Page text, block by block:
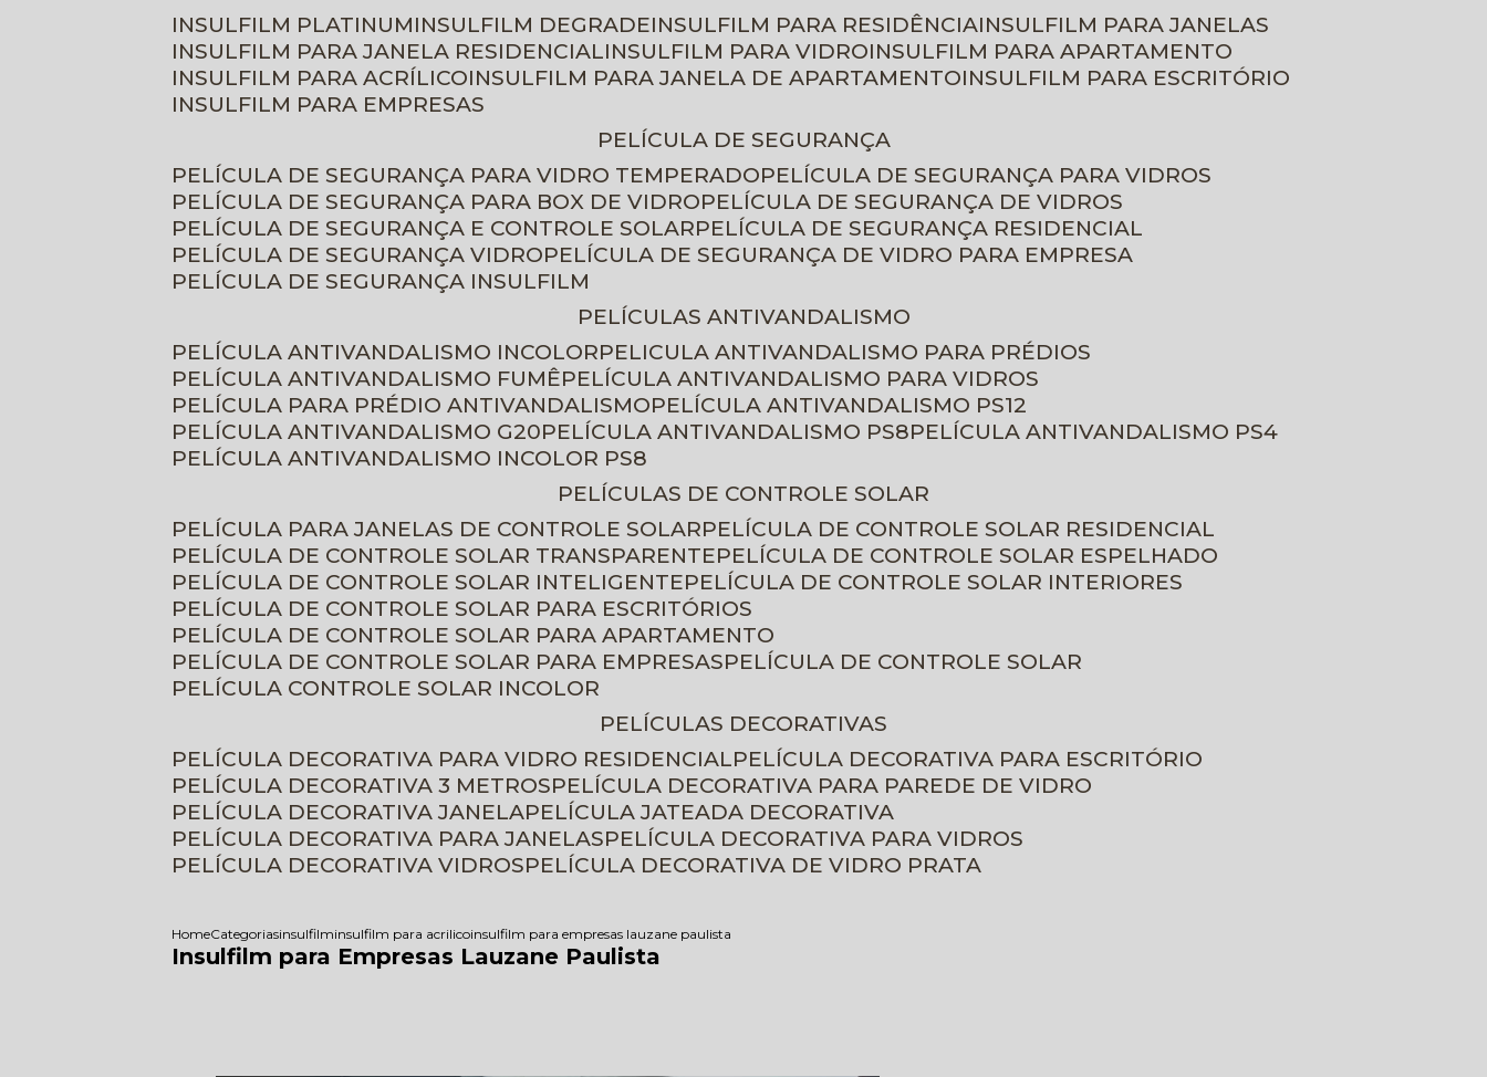
INSULFILM PLATINUM INSULFILM DEGRADE INSULFILM PARA RESIDÊNCIA INSULFILM PARA JANELAS
INSULFILM PARA JANELA RESIDENCIAL INSULFILM PARA VIDRO INSULFILM PARA APARTAMENTO
INSULFILM PARA ACRÍLICO INSULFILM PARA JANELA DE APARTAMENTO INSULFILM PARA ESCRITÓRIO
INSULFILM PARA EMPRESAS
PELÍCULA DE SEGURANÇA
PELÍCULA DE SEGURANÇA PARA VIDRO TEMPERADO
PELÍCULA DE SEGURANÇA PARA VIDROS
PELÍCULA DE SEGURANÇA PARA BOX DE VIDRO
PELÍCULA DE SEGURANÇA DE VIDROS
PELÍCULA DE SEGURANÇA E CONTROLE SOLAR
PELÍCULA DE SEGURANÇA RESIDENCIAL
PELÍCULA DE SEGURANÇA VIDRO
PELÍCULA DE SEGURANÇA DE VIDRO PARA EMPRESA
PELÍCULA DE SEGURANÇA INSULFILM
PELÍCULAS ANTIVANDALISMO
PELÍCULA ANTIVANDALISMO INCOLOR
PELICULA ANTIVANDALISMO PARA PRÉDIOS
PELÍCULA ANTIVANDALISMO FUMÊ
PELÍCULA ANTIVANDALISMO PARA VIDROS
PELÍCULA PARA PRÉDIO ANTIVANDALISMO
PELÍCULA ANTIVANDALISMO PS12
PELÍCULA ANTIVANDALISMO G20
PELÍCULA ANTIVANDALISMO PS8
PELÍCULA ANTIVANDALISMO PS4
PELÍCULA ANTIVANDALISMO INCOLOR PS8
PELÍCULAS DE CONTROLE SOLAR
PELÍCULA PARA JANELAS DE CONTROLE SOLAR
PELÍCULA DE CONTROLE SOLAR RESIDENCIAL
PELÍCULA DE CONTROLE SOLAR TRANSPARENTE
PELÍCULA DE CONTROLE SOLAR ESPELHADO
PELÍCULA DE CONTROLE SOLAR INTELIGENTE
PELÍCULA DE CONTROLE SOLAR INTERIORES
PELÍCULA DE CONTROLE SOLAR PARA ESCRITÓRIOS
PELÍCULA DE CONTROLE SOLAR PARA APARTAMENTO
PELÍCULA DE CONTROLE SOLAR PARA EMPRESAS
PELÍCULA DE CONTROLE SOLAR
PELÍCULA CONTROLE SOLAR INCOLOR
PELÍCULAS DECORATIVAS
PELÍCULA DECORATIVA PARA VIDRO RESIDENCIAL
PELÍCULA DECORATIVA PARA ESCRITÓRIO
PELÍCULA DECORATIVA 3 METROS
PELÍCULA DECORATIVA PARA PAREDE DE VIDRO
PELÍCULA DECORATIVA JANELA
PELÍCULA JATEADA DECORATIVA
PELÍCULA DECORATIVA PARA JANELAS
PELÍCULA DECORATIVA PARA VIDROS
PELÍCULA DECORATIVA VIDROS
PELÍCULA DECORATIVA DE VIDRO PRATA
HomeCategoriasinsulfilminsulfilm para acrilicoinsulfilm para empresas lauzane paulista
Insulfilm para Empresas Lauzane Paulista